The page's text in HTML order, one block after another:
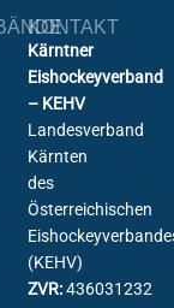
KONTAKT
Kärntner
Eishockeyverband
– KEHV
Landesverband
Kärnten
des
Österreichischen
(KEHV)
ZVR:436031232